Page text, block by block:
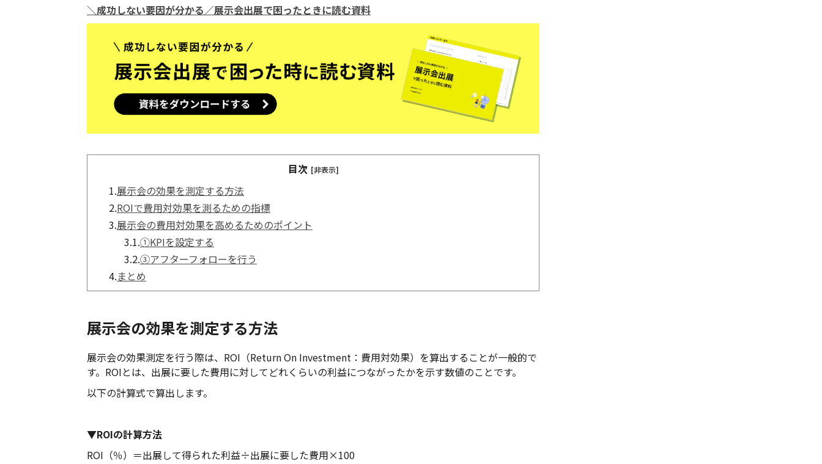
＼成功しない要因が分かる／展示会出展で困ったときに読む資料
目次 [非表示]
1.展示会の効果を測定する方法
2.ROIで費用対効果を測るための指標
3.展示会の費用対効果を高めるためのポイント
3.1.①KPIを設定する
3.2.③アフターフォローを行う
4.まとめ
展示会の効果を測定する方法
展示会の効果測定を行う際は、ROI（Return On Investment：費用対効果）を算出することが一般的で
す。ROIとは、出展に要した費用に対してどれくらいの利益につながったかを示す数値のことです。
以下の計算式で算出します。
▼ROIの計算方法
ROI（％）＝出展して得られた利益÷出展に要した費用×100